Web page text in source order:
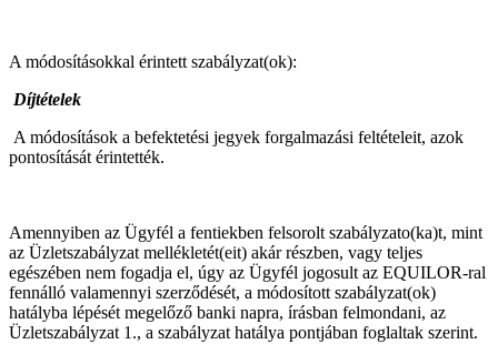
A módosításokkal érintett szabályzat(ok):
Díjtételek
A módosítások a befektetési jegyek forgalmazási feltételeit, azok
pontosítását érintették.
Amennyiben az Ügyfél a fentiekben felsorolt szabályzato(ka)t, mint
az Üzletszabályzat mellékletét(eit) akár részben, vagy teljes
egészében nem fogadja el, úgy az Ügyfél jogosult az EQUILOR-ral
fennálló valamennyi szerződését, a módosított szabályzat(ok)
hatályba lépését megelőző banki napra, írásban felmondani, az
Üzletszabályzat 1., a szabályzat hatálya pontjában foglaltak szerint.